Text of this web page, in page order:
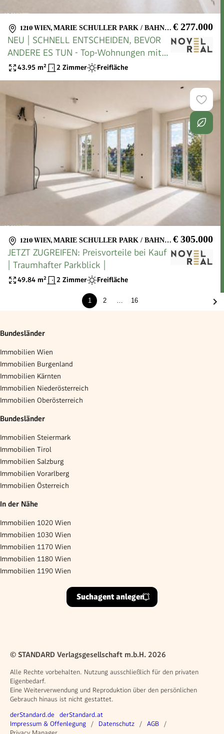
1210 WIEN, MARIE SCHULLER PARK / BAHNHOF FLORIDSDORF € 277.000
NEU | SCHNELL ENTSCHEIDEN, BEVOR
ANDERE ES TUN - Top‑Wohnungen mit
Top Preisvorteilen
43.95 m² 2 Zimmer Freifläche
1210 WIEN, MARIE SCHULLER PARK / BAHNHOF FLORIDSDORF € 305.000
JETZT ZUGREIFEN: Preisvorteile bei Kauf
| Traumhafter Parkblick |
49.84 m² 2 Zimmer Freifläche
1 2 16
Bundesländer
Immobilien Wien
Immobilien Burgenland
Immobilien Kärnten
Immobilien Niederösterreich
Immobilien Oberösterreich
Bundesländer
Immobilien Steiermark
Immobilien Tirol
Immobilien Salzburg
Immobilien Vorarlberg
Immobilien Österreich
In der Nähe
Immobilien 1020 Wien
Immobilien 1030 Wien
Immobilien 1170 Wien
Immobilien 1180 Wien
Immobilien 1190 Wien
Suchagent anlegen
© STANDARD Verlagsgesellschaft m.b.H. 2026
Alle Rechte vorbehalten. Nutzung ausschließlich für den privaten
Eigenbedarf.
Eine Weiterverwendung und Reproduktion über den persönlichen
Gebrauch hinaus ist nicht gestattet.
Weitere Angebote
derStandard.de derStandard.at
Rechtliches
Impressum & Offenlegung Datenschutz
AGB